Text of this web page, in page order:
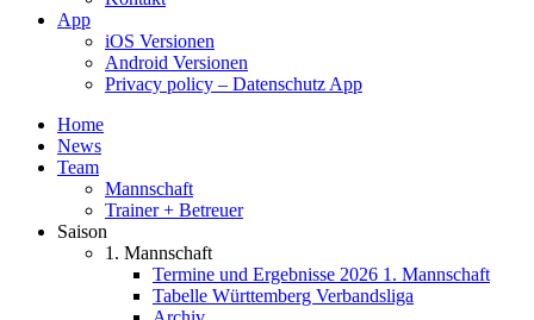
App
iOS Versionen
Android Versionen
Privacy policy – Datenschutz App
Home
News
Team
Mannschaft
Trainer + Betreuer
Saison
1. Mannschaft
Termine und Ergebnisse 2026 1. Mannschaft
Tabelle Württemberg Verbandsliga